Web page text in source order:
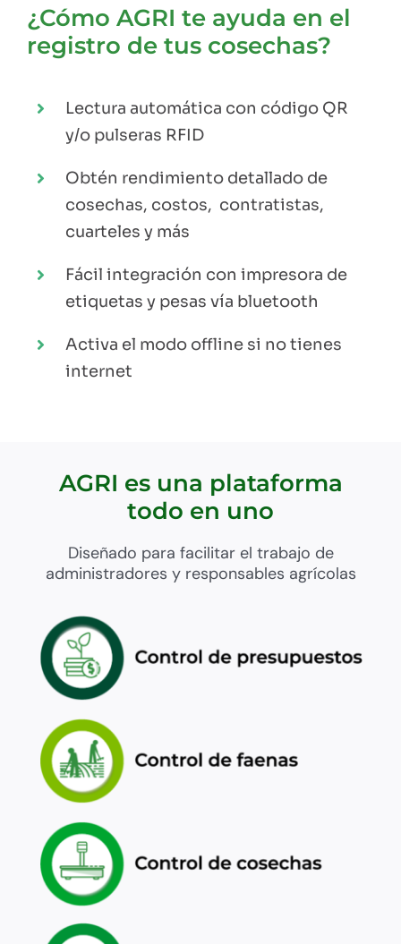
¿Cómo AGRI te ayuda en el
registro de tus cosechas?
Lectura automática con código QR
y/o pulseras RFID
Obtén rendimiento detallado de
cosechas, costos, contratistas,
cuarteles y más
Fácil integración con impresora de
etiquetas y pesas vía bluetooth
Activa el modo offline si no tienes
internet
AGRI es una plataforma
todo en uno
Diseñado para facilitar el trabajo de
administradores y responsables agrícolas